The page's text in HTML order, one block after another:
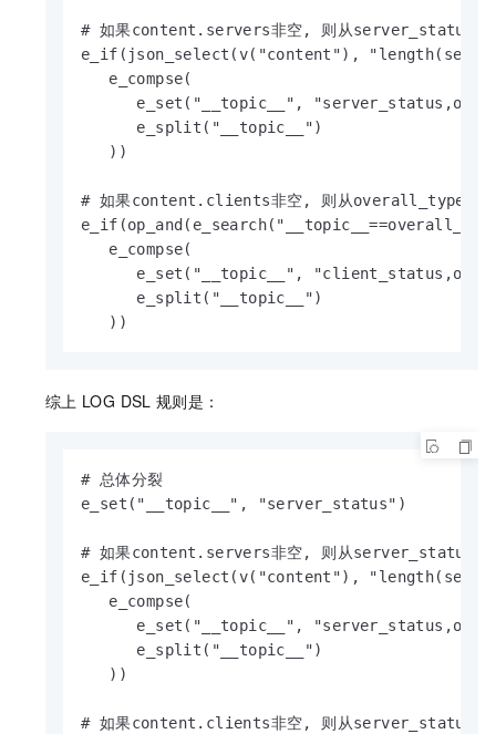
# 如果content.servers非空, 则从server_status分
e_if(json_select(v("content"),
   e_compse(
e_set("__topic__",
      e_split("__topic__")
   ))
# 如果content.clients非空, 则从overall_type再分
   e_compse(
e_set("__topic__",
      e_split("__topic__")
   ))
综上 LOG DSL 规则是：
# 总体分裂
e_set("__topic__", "server_status")
# 如果content.servers非空, 则从server_status分
e_if(json_select(v("content"),
   e_compse(
e_set("__topic__",
      e_split("__topic__")
   ))
# 如果content.clients非空, 则从server_status分